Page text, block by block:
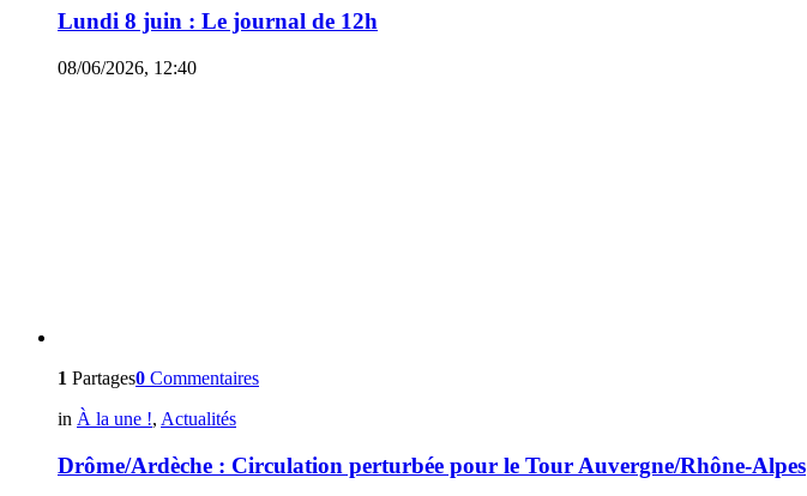
Lundi 8 juin : Le journal de 12h
08/06/2026, 12:40
1 Partages0 Commentaires
in À la une !, Actualités
Drôme/Ardèche : Circulation perturbée pour le Tour Auvergne/Rhône-Alpes